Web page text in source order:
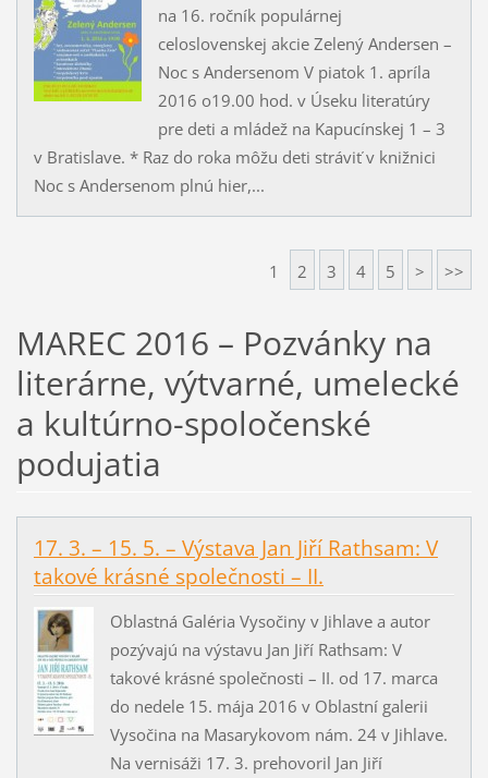
na 16. ročník populárnej
celoslovenskej akcie Zelený Andersen –
Noc s Andersenom V piatok 1. apríla
2016 o19.00 hod. v Úseku literatúry
pre deti a mládež na Kapucínskej 1 – 3
v Bratislave. * Raz do roka môžu deti stráviť v knižnici
Noc s Andersenom plnú hier,...
1 2 3 4 5 > >>
MAREC 2016 – Pozvánky na
literárne, výtvarné, umelecké
a kultúrno-spoločenské
podujatia
17. 3. – 15. 5. – Výstava Jan Jiří Rathsam: V
takové krásné společnosti – II.
Oblastná Galéria Vysočiny v Jihlave a autor
pozývajú na výstavu Jan Jiří Rathsam: V
takové krásné společnosti – II. od 17. marca
do nedele 15. mája 2016 v Oblastní galerii
Vysočina na Masarykovom nám. 24 v Jihlave.
Na vernisáži 17. 3. prehovoril Jan Jiří